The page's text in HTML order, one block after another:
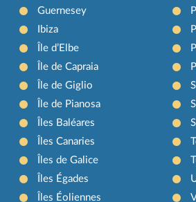
Guernesey
Ibiza
Île d’Elbe
Île de Capraia
Île de Giglio
Île de Pianosa
Îles Baléares
Îles Canaries
Îles de Galice
Îles Égades
Îles Éoliennes